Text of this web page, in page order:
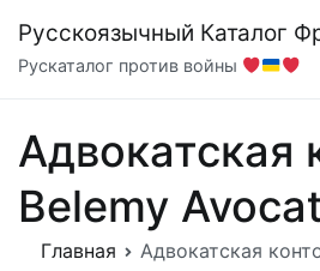
содержимому
Русскоязычный Каталог
Рускаталог против войны
Адвокатская
Belemy
Главная Адвокатская